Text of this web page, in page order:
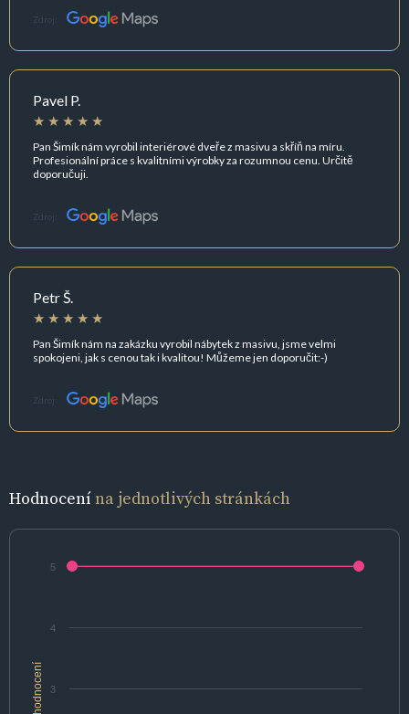
Zdroj:
Pavel P.
Pan Šimík nám vyrobil interiérové dveře z masivu a skříň na míru.
Profesionální práce s kvalitními výrobky za rozumnou cenu. Určitě
doporučuji.
Zdroj:
Petr Š.
Pan Šimík nám na zakázku vyrobil nábytek z masivu, jsme velmi
spokojeni, jak s cenou tak i kvalitou! Můžeme jen doporučit:-)
Zdroj:
Hodnocenína jednotlivých stránkách
hodnocení 3
4
5